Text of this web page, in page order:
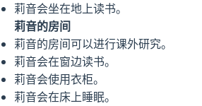
莉音会坐在地上读书。
莉音的房间
莉音的房间可以进行课外研究。
莉音会在窗边读书。
莉音会使用衣柜。
莉音会在床上睡眠。